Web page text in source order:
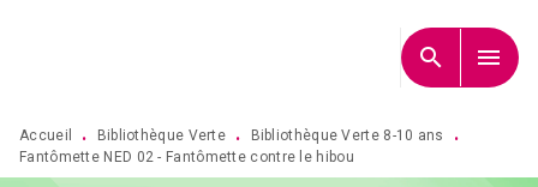
search menu
Accueil • Bibliothèque Verte • Bibliothèque Verte 8-10 ans
•
Fantômette NED 02 - Fantômette contre le hibou